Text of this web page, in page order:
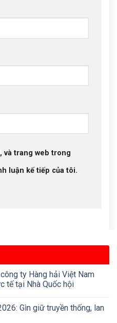
và trang web trong
luận kế tiếp của tôi.
ty Hàng hải Việt Nam
tế tại Nhà Quốc hội
Gìn giữ truyền thống, lan